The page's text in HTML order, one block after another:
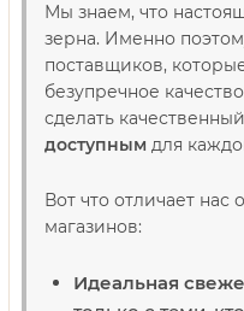
Мы знаем, что
зерна. Именно
поставщиков,
безупречное
сделать качественный
доступным для
Вот что отличает нас
магазинов:
Идеальная